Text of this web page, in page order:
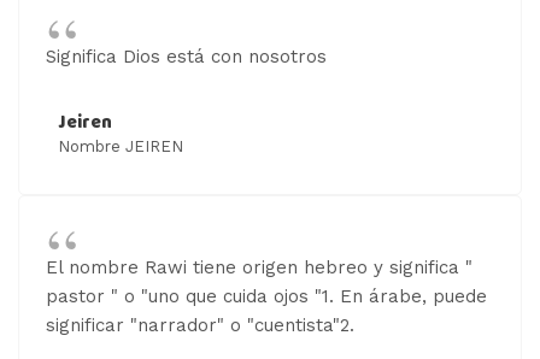
Significa Dios está con nosotros
Jeiren
Nombre JEIREN
El nombre Rawi tiene origen hebreo y significa "
pastor " o "uno que cuida ojos "1. En árabe, puede
significar "narrador" o "cuentista"2.